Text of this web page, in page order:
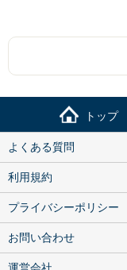
トップ
よくある質問
利用規約
プライバシーポリシー
お問い合わせ
運営会社